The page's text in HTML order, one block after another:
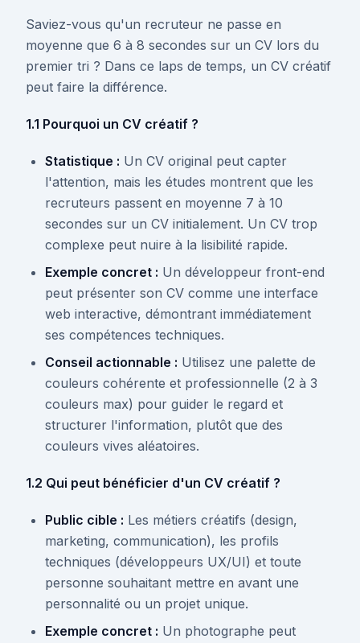
Saviez-vous qu'un recruteur ne passe en
moyenne que 6 à 8 secondes sur un CV lors du
premier tri ? Dans ce laps de temps, un CV créatif
peut faire la différence.
1.1 Pourquoi un CV créatif ?
Statistique : Un CV original peut capter
l'attention, mais les études montrent que les
recruteurs passent en moyenne 7 à 10
secondes sur un CV initialement. Un CV trop
complexe peut nuire à la lisibilité rapide.
Exemple concret : Un développeur front-end
peut présenter son CV comme une interface
web interactive, démontrant immédiatement
ses compétences techniques.
Conseil actionnable : Utilisez une palette de
couleurs cohérente et professionnelle (2 à 3
couleurs max) pour guider le regard et
structurer l'information, plutôt que des
couleurs vives aléatoires.
1.2 Qui peut bénéficier d'un CV créatif ?
Public cible : Les métiers créatifs (design,
marketing, communication), les profils
techniques (développeurs UX/UI) et toute
personne souhaitant mettre en avant une
personnalité ou un projet unique.
Exemple concret : Un photographe peut